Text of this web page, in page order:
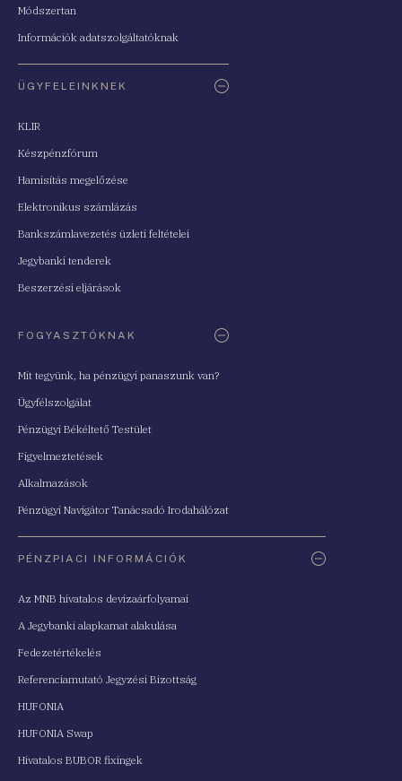
Módszertan
Információk adatszolgáltatóknak
ÜGYFELEINKNEK
KLIR
Készpénzfórum
Hamisítás megelőzése
Elektronikus számlázás
Bankszámlavezetés üzleti feltételei
Jegybanki tenderek
Beszerzési eljárások
FOGYASZTÓKNAK
Mit tegyünk, ha pénzügyi panaszunk van?
Ügyfélszolgálat
Pénzügyi Békéltető Testület
Figyelmeztetések
Alkalmazások
Pénzügyi Navigátor Tanácsadó Irodahálózat
PÉNZPIACI INFORMÁCIÓK
Az MNB hivatalos devizaárfolyamai
A Jegybanki alapkamat alakulása
Fedezetértékelés
Referenciamutató Jegyzési Bizottság
HUFONIA
HUFONIA Swap
Hivatalos BUBOR fixingek